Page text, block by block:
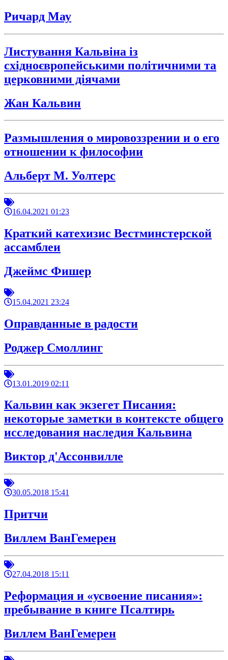
Ричард Мау
Листування Кальвіна із
східноєвропейськими політичними та
церковними діячами
Жан Кальвин
Размышления о мировоззрении и о его
отношении к философии
Альберт М. Уолтерс
16.04.2021 01:23
Краткий катехизис Вестминстерской
ассамблеи
Джеймс Фишер
15.04.2021 23:24
Оправданные в радости
Роджер Смоллинг
13.01.2019 02:11
Кальвин как экзегет Писания:
некоторые заметки в контексте общего
исследования наследия Кальвина
Виктор д'Ассонвилле
30.05.2018 15:41
Притчи
Виллем ВанГемерен
27.04.2018 15:11
Реформация и «усвоение писания»:
пребывание в книге Псалтирь
Виллем ВанГемерен